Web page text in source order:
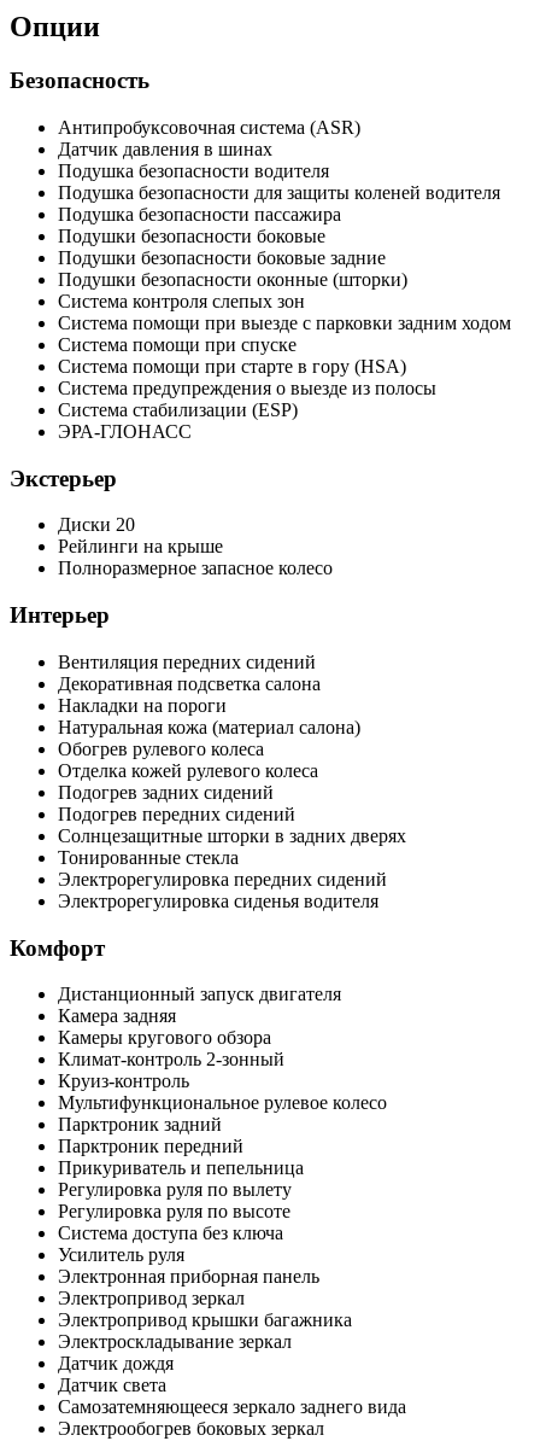
Опции
Безопасность
Антипробуксовочная система (ASR)
Датчик давления в шинах
Подушка безопасности водителя
Подушка безопасности для защиты коленей водителя
Подушка безопасности пассажира
Подушки безопасности боковые
Подушки безопасности боковые задние
Подушки безопасности оконные (шторки)
Система контроля слепых зон
Система помощи при выезде с парковки задним ходом
Система помощи при спуске
Система помощи при старте в гору (HSA)
Система предупреждения о выезде из полосы
Система стабилизации (ESP)
ЭРА-ГЛОНАСС
Экстерьер
Диски 20
Рейлинги на крыше
Полноразмерное запасное колесо
Интерьер
Вентиляция передних сидений
Декоративная подсветка салона
Накладки на пороги
Натуральная кожа (материал салона)
Обогрев рулевого колеса
Отделка кожей рулевого колеса
Подогрев задних сидений
Подогрев передних сидений
Солнцезащитные шторки в задних дверях
Тонированные стекла
Электрорегулировка передних сидений
Электрорегулировка сиденья водителя
Комфорт
Дистанционный запуск двигателя
Камера задняя
Камеры кругового обзора
Климат-контроль 2-зонный
Круиз-контроль
Мультифункциональное рулевое колесо
Парктроник задний
Парктроник передний
Прикуриватель и пепельница
Регулировка руля по вылету
Регулировка руля по высоте
Система доступа без ключа
Усилитель руля
Электронная приборная панель
Электропривод зеркал
Электропривод крышки багажника
Электроскладывание зеркал
Датчик дождя
Датчик света
Самозатемняющееся зеркало заднего вида
Электрообогрев боковых зеркал